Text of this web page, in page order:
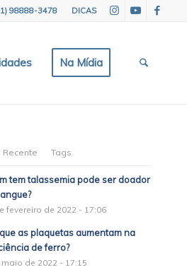
DICAS
98888-3478
Na Mídia
Recente Tags
tem talassemia pode ser doador
fevereiro de 2022 - 17:06
as plaquetas aumentam na
de ferro?
maio de 2022 - 17:15